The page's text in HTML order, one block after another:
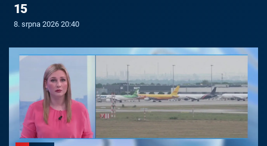
15
8. srpna 2026 20:40